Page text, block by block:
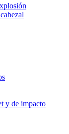
y de impacto